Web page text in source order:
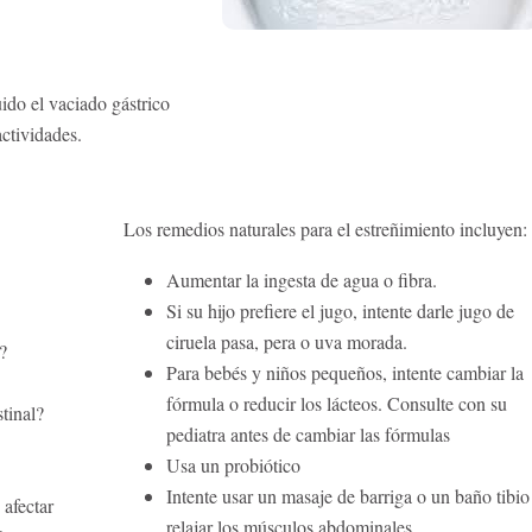
el vaciado gástrico
Los remedios naturales para el estreñimiento incluyen:
Aumentar la ingesta de agua o fibra.
Si su hijo prefiere el jugo, intente darle jugo de
ciruela pasa, pera o uva morada.
Para bebés y niños pequeños, intente cambiar la
fórmula o reducir los lácteos. Consulte con su
pediatra antes de cambiar las fórmulas
Usa un probiótico
Intente usar un masaje de barriga o un baño
relajar los músculos abdominales.